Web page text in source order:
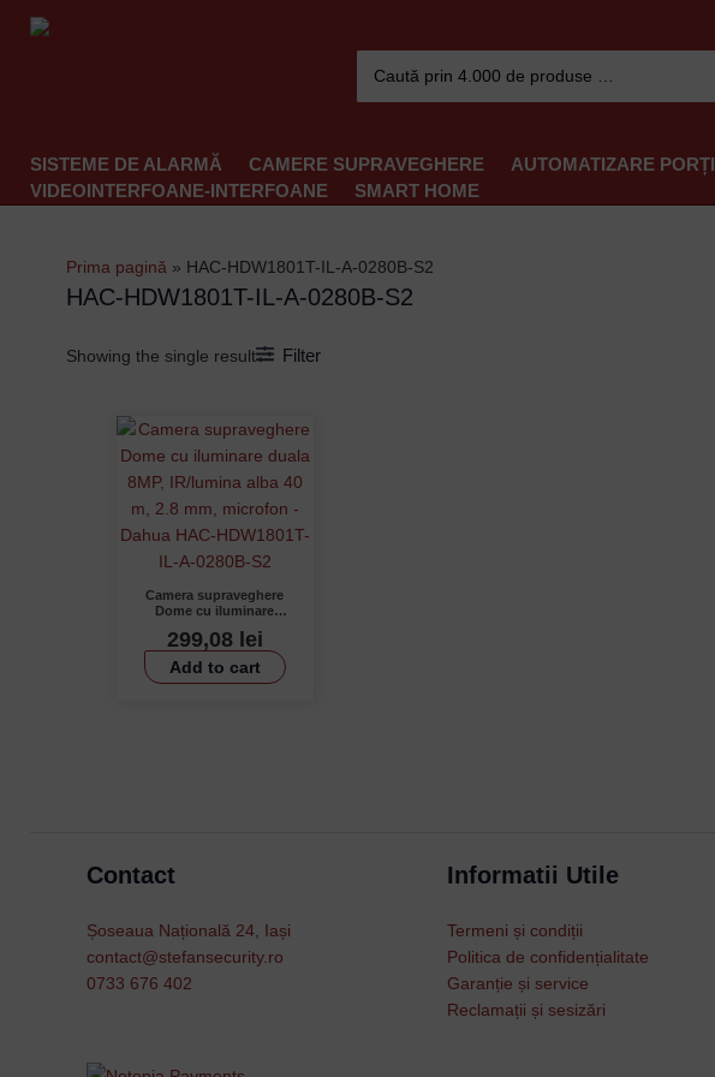
Search
for:
SISTEME DE ALARMĂ CAMERE SUPRAVEGHERE AUTOMATIZARE PORȚI
VIDEOINTERFOANE-INTERFOANE
SMART HOME
Prima pagină » HAC-HDW1801T-IL-A-0280B-S2
HAC-HDW1801T-IL-A-0280B-S2
Showing the single result Filter
Camera supraveghere
Dome cu iluminare
alba 40 m, 2.8 mm,
microfon – Dahua HAC-
HDW1801T-IL-A-0280B-
S2
299,08 lei
Add to cart
Contact
Șoseaua Națională 24, Iași
contact@stefansecurity.ro
0733 676 402
Informatii Utile
Termeni și condiții
Politica de confidențialitate
Garanție și service
Reclamații și sesizări